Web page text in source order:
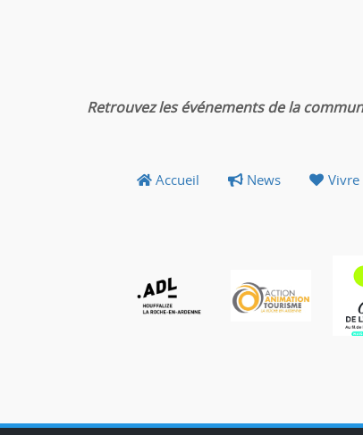
Retrouvez les événements de la
Accueil News Vivre